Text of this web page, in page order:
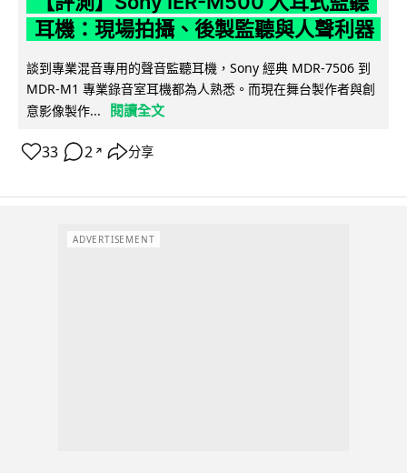
耳機：現場拍攝、後製監聽與人聲利器
談到專業混音專用的聲音監聽耳機，Sony 經典 MDR-7506 到
MDR-M1 專業錄音室耳機都為人熟悉。而現在舞台製作者與創
意影像製作...
閱讀全文
33 2 ↗ 分享
ADVERTISEMENT